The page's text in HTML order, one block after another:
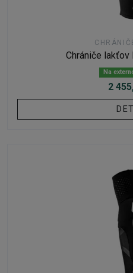
Chrániče lakťov
Na
2